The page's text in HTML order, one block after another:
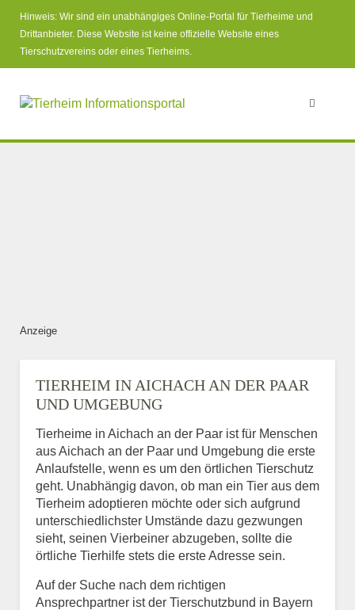
Hinweis: Wir sind ein unabhängiges Online-Portal für Tierheime und
Drittanbieter. Diese Website ist keine offizielle Website eines
Tierschutzvereins oder eines Tierheims.
Anzeige
TIERHEIM IN AICHACH AN DER PAAR
UND UMGEBUNG
Tierheime in Aichach an der Paar ist für Menschen
aus Aichach an der Paar und Umgebung die erste
Anlaufstelle, wenn es um den örtlichen Tierschutz
geht. Unabhängig davon, ob man ein Tier aus dem
Tierheim adoptieren möchte oder sich aufgrund
unterschiedlichster Umstände dazu gezwungen
sieht, seinen Vierbeiner abzugeben, sollte die
örtliche Tierhilfe stets die erste Adresse sein.
Auf der Suche nach dem richtigen
Ansprechpartner ist der Tierschutzbund in Bayern